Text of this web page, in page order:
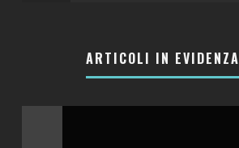
ARTICOLI IN EVIDENZA